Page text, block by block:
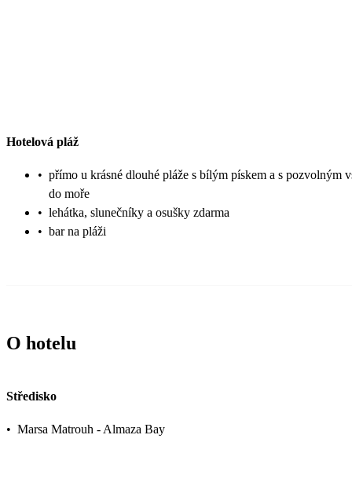
Hotelová pláž
• přímo u krásné dlouhé pláže s bílým pískem a s pozvolným
do moře
• lehátka, slunečníky a osušky zdarma
• bar na pláži
O hotelu
Středisko
• Marsa Matrouh - Almaza Bay